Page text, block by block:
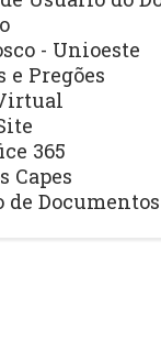
- Unioeste
e Pregões
365
Capes
de Documentos
Qualificação para
reservados.